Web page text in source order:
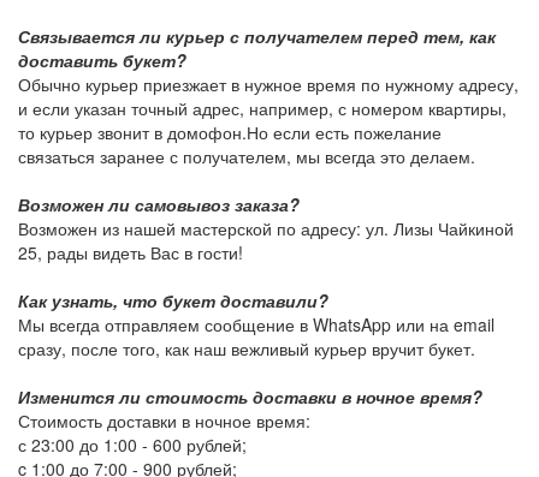
Связывается ли курьер с получателем перед тем, как
доставить букет?
Обычно курьер приезжает в нужное время по нужному адресу,
и если указан точный адрес, например, с номером квартиры,
то курьер звонит в домофон.Но если есть пожелание
связаться заранее с получателем, мы всегда это делаем.
Возможен ли самовывоз заказа?
Возможен из нашей мастерской по адресу: ул. Лизы Чайкиной
25, рады видеть Вас в гости!
Как узнать, что букет доставили?
Мы всегда отправляем сообщение в WhatsApp или на email
сразу, после того, как наш вежливый курьер вручит букет.
Изменится ли стоимость доставки в ночное время?
Стоимость доставки в ночное время:
с 23:00 до 1:00 - 600 рублей;
c 1:00 до 7:00 - 900 рублей;